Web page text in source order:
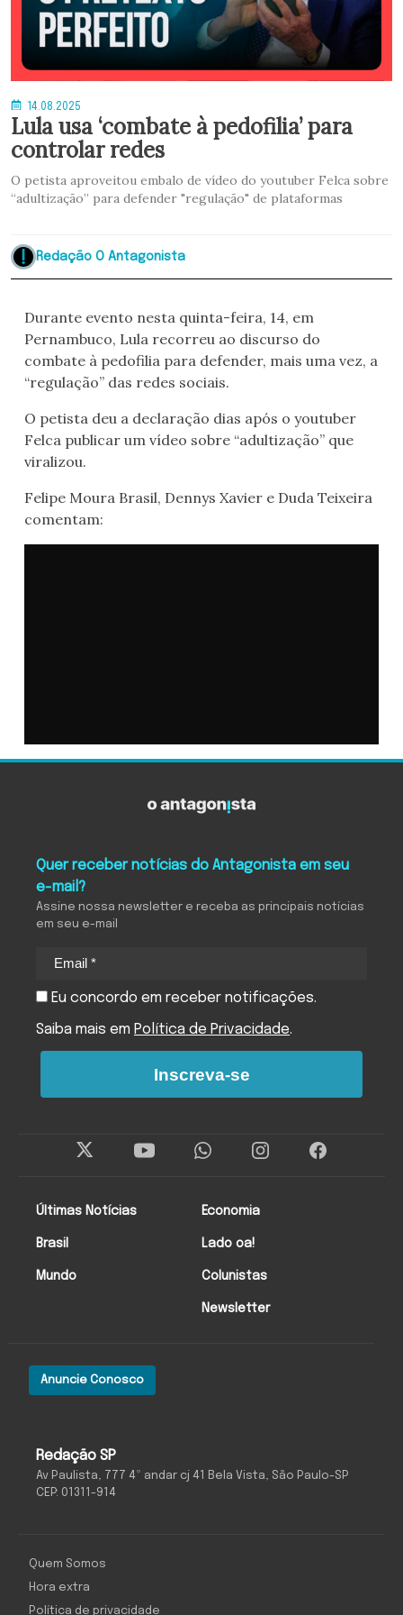
14.08.2025
Lula usa ‘combate à pedofilia’ para
controlar redes
O petista aproveitou embalo de vídeo do youtuber Felca sobre
“adultização” para defender "regulação" de plataformas
Redação O Antagonista
Durante evento nesta quinta-feira, 14, em
Pernambuco, Lula recorreu ao discurso do
combate à pedofilia para defender, mais uma vez, a
“regulação” das redes sociais.
O petista deu a declaração dias após o youtuber
Felca publicar um vídeo sobre “adultização” que
viralizou.
Felipe Moura Brasil, Dennys Xavier e Duda Teixeira
comentam:
Redação SP
Av Paulista, 777 4º andar cj 41 Bela Vista, São Paulo-SP
CEP: 01311-914
Anuncie Conosco
Últimas Notícias
Brasil
Mundo
Economia
Lado oa!
Colunistas
Newsletter
Quer receber notícias do Antagonista em seu
e-mail?
Assine nossa newsletter e receba as principais notícias
em seu e-mail
Eu concordo em receber notificações.
Saiba mais em Política de Privacidade.
Inscreva-se
Quem Somos
Hora extra
Política de privacidade